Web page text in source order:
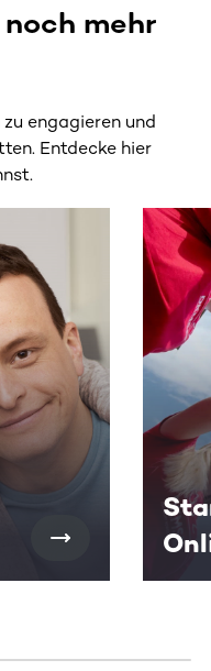
mehr
engagieren und
Entdecke hier
scrollbare Inhalte.